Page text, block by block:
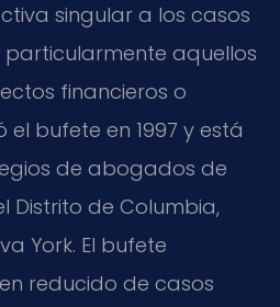
singular a los casos
particularmente aquellos
financieros o
el bufete en 1997 y está
de abogados de
Distrito de Columbia,
York. El bufete
reducido de casos